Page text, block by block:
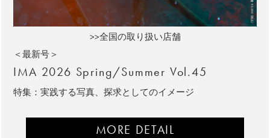
>>全国の取り扱い店舗
＜最新号＞
IMA 2026 Spring/Summer Vol.45
特集：実践する写真、探求としてのイメージ
MORE DETAIL